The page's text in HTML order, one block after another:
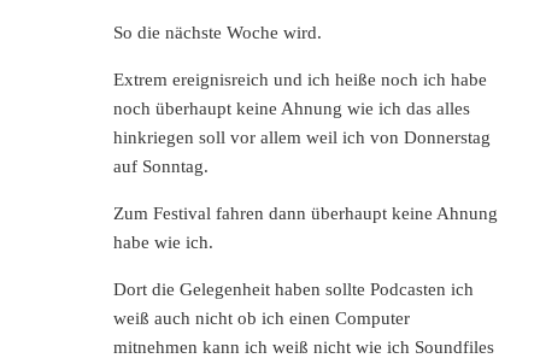
So die nächste Woche wird.
Extrem ereignisreich und ich heiße noch ich habe
noch überhaupt keine Ahnung wie ich das alles
hinkriegen soll vor allem weil ich von Donnerstag
auf Sonntag.
Zum Festival fahren dann überhaupt keine Ahnung
habe wie ich.
Dort die Gelegenheit haben sollte Podcasten ich
weiß auch nicht ob ich einen Computer
mitnehmen kann ich weiß nicht wie ich Soundfiles